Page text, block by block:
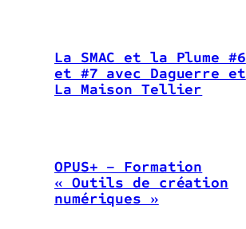
La SMAC et la Plume #6
et #7 avec Daguerre et
La Maison Tellier
OPUS+ – Formation
« Outils de création
numériques »